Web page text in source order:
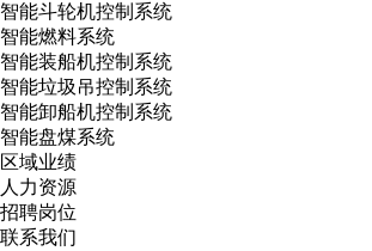
智能斗轮机控制系统
智能燃料系统
智能装船机控制系统
智能垃圾吊控制系统
智能卸船机控制系统
智能盘煤系统
区域业绩
人力资源
招聘岗位
联系我们